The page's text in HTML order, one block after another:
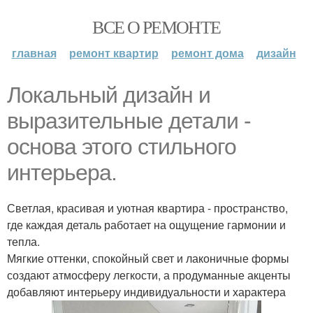
ВСЕ О РЕМОНТЕ
главная ремонт квартир ремонт дома дизайн
Локальный дизайн и
выразительные детали -
основа этого стильного
интерьера.
Светлая, красивая и уютная квартира - пространство,
где каждая деталь работает на ощущение гармонии и
тепла.
Мягкие оттенки, спокойный свет и лаконичные формы
создают атмосферу легкости, а продуманные акценты
добавляют интерьеру индивидуальности и характера